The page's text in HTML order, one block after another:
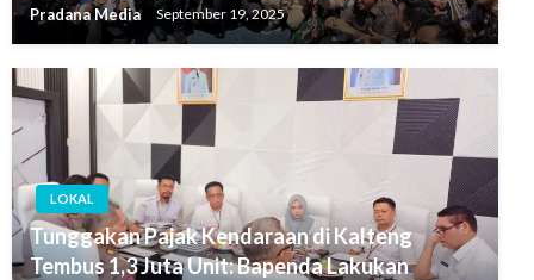
Pradana Media September 19, 2025
LOKAL
Tunggakan Pajak Kendaraan di Kalteng
Tembus 1,3 Juta Unit: Bapenda Lakukan